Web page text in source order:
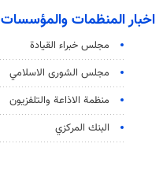
اخبار المنظمات والمؤسسات
مجلس خبراء القيادة
مجلس الشورى الاسلامي
منظمة الاذاعة والتلفزیون
البنك المركزي